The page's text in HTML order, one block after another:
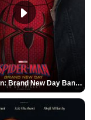
Spider-Man: Brand New Day Bande-annonce VO STFR